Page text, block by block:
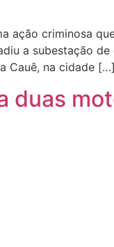
ação criminosa
a subestação
Cauê, na cidade […]
duas